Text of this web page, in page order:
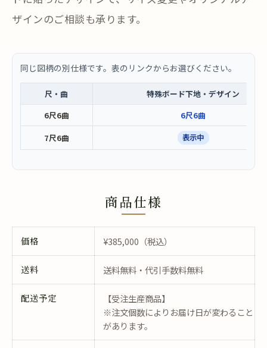
ザインのご相談も承ります。
同じ図柄の別仕様です。表のリンクからお選びください。
尺・曲
特殊ボード下地・デザイン
6尺6曲
6尺6曲
7尺6曲
表示中
商品仕様
価格 ¥385,000（税込）
送料 送料無料・代引手数料無料
配送予定
【受注生産商品】
※注文個数によりお届け日が変わること
があります。